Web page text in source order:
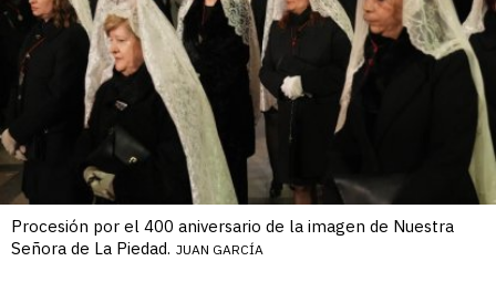
Procesión por el 400 aniversario de la imagen de Nuestra
Señora de La Piedad. JUAN GARCÍA